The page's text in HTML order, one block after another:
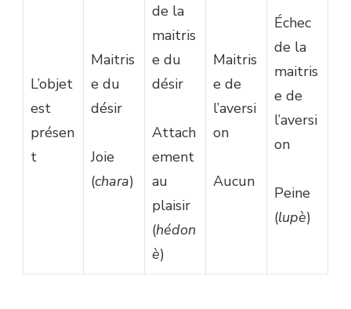
L’objet
est
présen
t
Maitris
e du
désir
Joie
(chara)
de la
maitris
e du
désir
Attach
ement
au
plaisir
(hédon
è)
Maitris
e de
l’aversi
on
Aucun
Échec
de la
maitris
e de
l’aversi
on
Peine
(lupè)